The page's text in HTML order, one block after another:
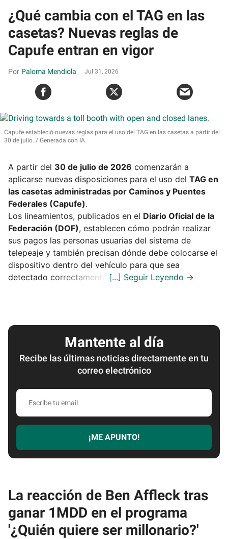
¿Qué cambia con el TAG en las
casetas? Nuevas reglas de
Capufe entran en vigor
Paloma Mendiola Jul 31, 2026
Capufe estableció nuevas reglas para el uso del TAG en las casetas a partir del
30 de julio.
Generada con IA.
A partir del 30 de julio de 2026 comenzarán a
aplicarse nuevas disposiciones para el uso del TAG en
las casetas administradas por Caminos y Puentes
Federales (Capufe).
Los lineamientos, publicados en el Diario Oficial de la
Federación (DOF), establecen cómo podrán realizar
sus pagos las personas usuarias del sistema de
telepeaje y también precisan dónde debe colocarse el
dispositivo dentro del vehículo para que sea
detectado correctamente.
Mantente al día
Recibe las últimas noticias directamente en tu
correo electrónico
Escribe
email
¡ME APUNTO!
La reacción de Ben Affleck tras
ganar 1MDD en el programa
'¿Quién quiere ser millonario?'